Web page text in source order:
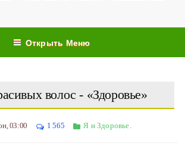
Открыть Меню
волос - «Здоровье»
03:00 1 565 Я и Здоровье.